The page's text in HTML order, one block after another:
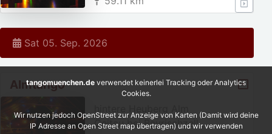
Sat 05. Sep. 2026
Almtango
Geitau bei Bayrischzell
tangomuenchen.de verwendet keinerlei Tracking oder Analytics
Cookies.
Wir nutzen jedoch OpenStreet zur Anzeige von Karten (Damit wird deine
IP Adresse an Open Street map übertragen) und wir verwenden